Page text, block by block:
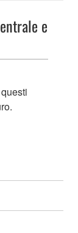
e